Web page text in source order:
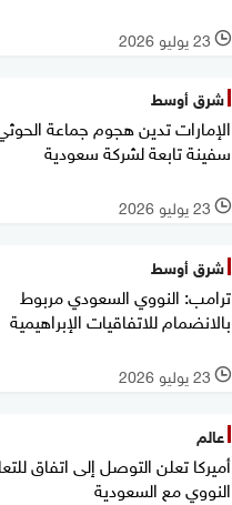
l 23 يوليو 2026
شرق أوسط
الإمارات تدين هجوم جماعة
سفينة تابعة لشركة سعودية
l 23 يوليو 2026
شرق أوسط
ترامب: النووي السعودي مربوط
بالانضمام للاتفاقيات الإبراهيمية
l 23 يوليو 2026
عالم
أميركا تعلن التوصل إلى اتفاق
النووي مع السعودية